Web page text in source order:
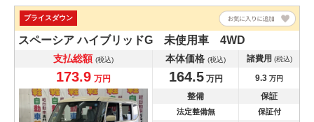
プライスダウン
スペーシアハイブリッドG 未使用車 4WD
支払総額 (税込) 本体価格 (税込) 諸費用 (税込)
173.9 万円 164.5万円 9.3 万円
整備 保証
法定整備無 保証付